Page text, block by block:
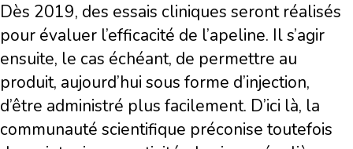
Dès 2019, des essais cliniques seront réalisés
pour évaluer l’efficacité de l’apeline. Il s’agir
ensuite, le cas échéant, de permettre au
produit, aujourd’hui sous forme d’injection,
d’être administré plus facilement. D’ici là, la
communauté scientifique préconise toutefois